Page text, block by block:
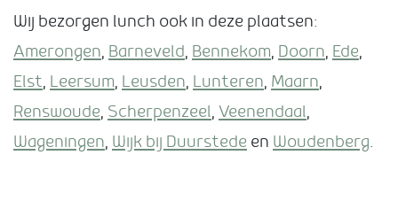
Wij bezorgen lunch ook in deze plaatsen:
Amerongen, Barneveld, Bennekom, Doorn, Ede,
Elst, Leersum, Leusden, Lunteren, Maarn,
Renswoude, Scherpenzeel, Veenendaal,
Wageningen, Wijk bij Duurstede en Woudenberg.